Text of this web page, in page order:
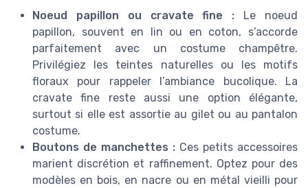
Noeud papillon ou cravate fine : Le noeud
papillon, souvent en lin ou en coton, s’accorde
parfaitement avec un costume champêtre.
Privilégiez les teintes naturelles ou les motifs
floraux pour rappeler l’ambiance bucolique. La
cravate fine reste aussi une option élégante,
surtout si elle est assortie au gilet ou au pantalon
costume.
Boutons de manchettes : Ces petits accessoires
marient discrétion et raffinement. Optez pour des
modèles en bois, en nacre ou en métal vieilli pour